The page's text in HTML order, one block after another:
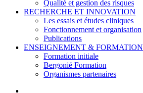
Qualité et gestion des risques
RECHERCHE ET INNOVATION
Les essais et études cliniques
Fonctionnement et organisation
Publications
ENSEIGNEMENT & FORMATION
Formation initiale
Bergonié Formation
Organismes partenaires